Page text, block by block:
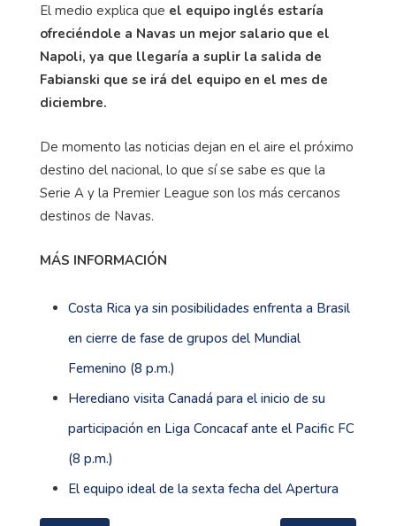
El medio explica que el equipo inglés estaría
ofreciéndole a Navas un mejor salario que el
Napoli, ya que llegaría a suplir la salida de
Fabianski que se irá del equipo en el mes de
diciembre.
De momento las noticias dejan en el aire el próximo
destino del nacional, lo que sí se sabe es que la
Serie A y la Premier League son los más cercanos
destinos de Navas.
MÁS INFORMACIÓN
Costa Rica ya sin posibilidades enfrenta a Brasil
en cierre de fase de grupos del Mundial
Femenino (8 p.m.)
Herediano visita Canadá para el inicio de su
participación en Liga Concacaf ante el Pacific FC
(8 p.m.)
El equipo ideal de la sexta fecha del Apertura